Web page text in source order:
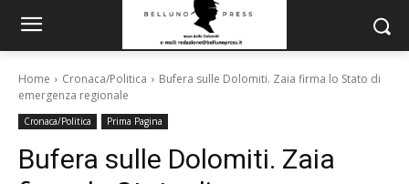
Home Cronaca/Politica
Bufera sulle Dolomiti. Zaia firma lo Stato di
emergenza regionale
Cronaca/Politica Prima Pagina
Bufera sulle Dolomiti. Zaia